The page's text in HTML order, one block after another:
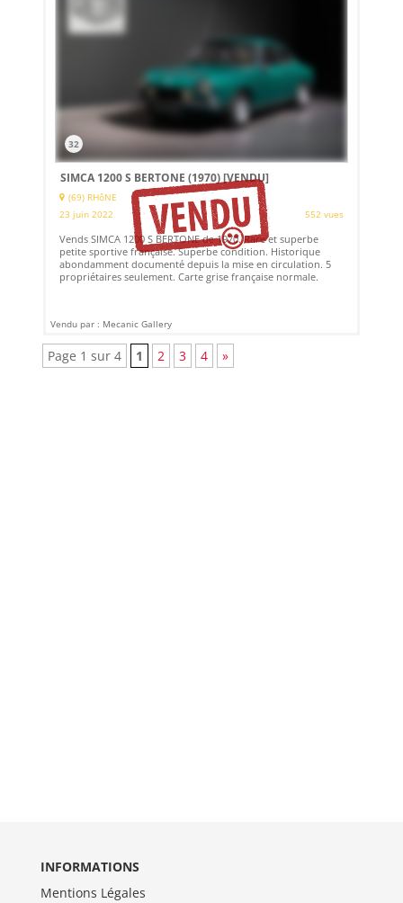
32
SIMCA 1200 S BERTONE (1970)[VENDU]
(69) RHôNE
23 juin 2022
552 vues
Vends SIMCA 1200 S BERTONE de 1970. Rare et superbe
petite sportive française. Superbe condition. Historique
abondamment documenté depuis la mise en circulation. 5
propriétaires seulement. Carte grise française normale.
Vendu par : Mecanic Gallery
Page 1 sur 4 1 2 3 4 »
INFORMATIONS
Mentions Légales